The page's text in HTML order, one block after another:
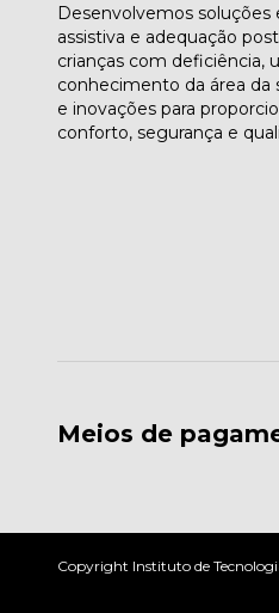
Desenvolvemos
assistiva e adequação
crianças com deficiência,
conhecimento da área da
e inovações para
conforto, segurança e
Meios de
Copyright Instituto de